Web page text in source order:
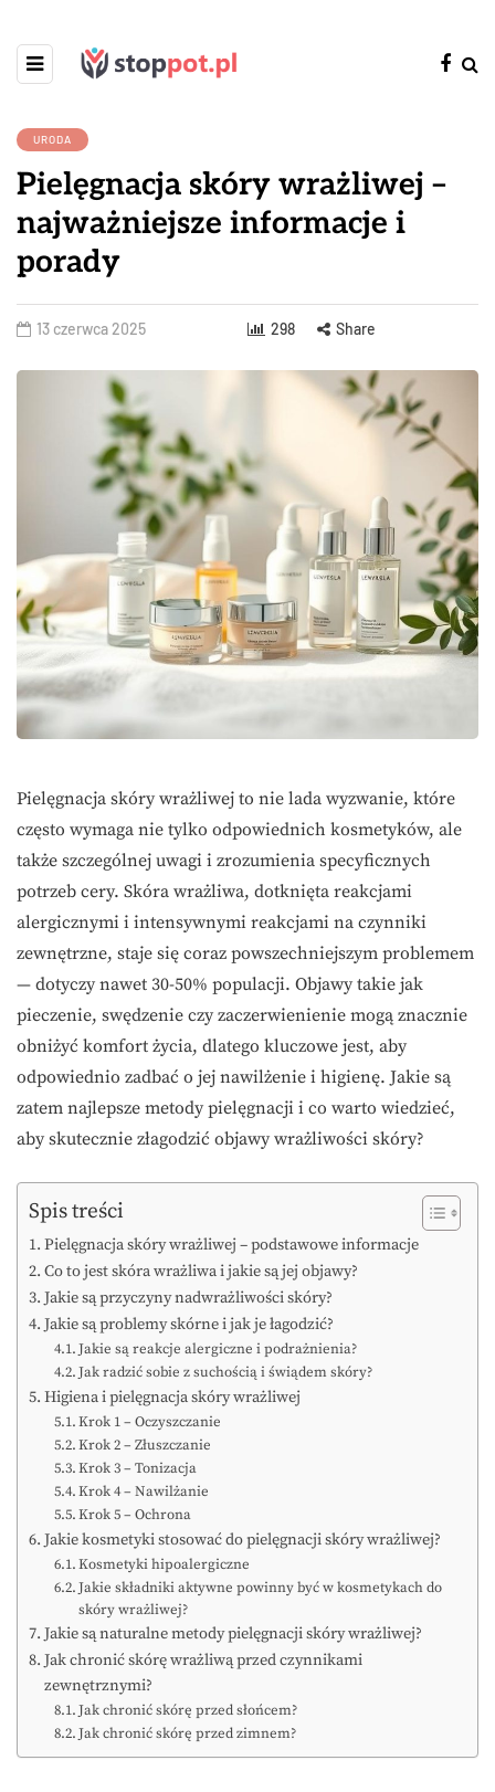
URODA
Pielęgnacja skóry wrażliwej –
najważniejsze informacje i
porady
13 czerwca 2025 298 Share
Pielęgnacja skóry wrażliwej to nie lada wyzwanie, które
często wymaga nie tylko odpowiednich kosmetyków, ale
także szczególnej uwagi i zrozumienia specyficznych
potrzeb cery. Skóra wrażliwa, dotknięta reakcjami
alergicznymi i intensywnymi reakcjami na czynniki
zewnętrzne, staje się coraz powszechniejszym problemem
— dotyczy nawet 30-50% populacji. Objawy takie jak
pieczenie, swędzenie czy zaczerwienienie mogą znacznie
obniżyć komfort życia, dlatego kluczowe jest, aby
odpowiednio zadbać o jej nawilżenie i higienę. Jakie są
zatem najlepsze metody pielęgnacji i co warto wiedzieć,
aby skutecznie złagodzić objawy wrażliwości skóry?
Spis treści
Pielęgnacja skóry wrażliwej – podstawowe informacje
Co to jest skóra wrażliwa i jakie są jej objawy?
Jakie są przyczyny nadwrażliwości skóry?
Jakie są problemy skórne i jak je łagodzić?
Jakie są reakcje alergiczne i podrażnienia?
Jak radzić sobie z suchością i świądem skóry?
Higiena i pielęgnacja skóry wrażliwej
Krok 1 – Oczyszczanie
Krok 2 – Złuszczanie
Krok 3 – Tonizacja
Krok 4 – Nawilżanie
Krok 5 – Ochrona
Jakie kosmetyki stosować do pielęgnacji skóry wrażliwej?
Kosmetyki hipoalergiczne
Jakie składniki aktywne powinny być w kosmetykach do
skóry wrażliwej?
Jakie są naturalne metody pielęgnacji skóry wrażliwej?
Jak chronić skórę wrażliwą przed czynnikami
zewnętrznymi?
Jak chronić skórę przed słońcem?
Jak chronić skórę przed zimnem?